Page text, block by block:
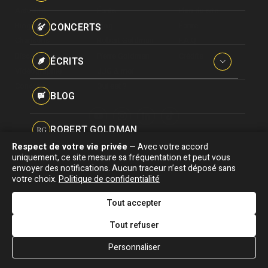
Pseudonymes
CONCERTS
ÉCRITS
Interviews
Hommages
BLOG
RG ROBERT GOLDMAN
PG PIERRE GOLDMAN
J&MJJG & MOI
Biographie
Discographie
Vidéographie
Concerts
Blog
Association "Parler d'sa vie" © Depuis 1997 - Tous droits réservés |
Signaler une erreur |Confidentialité|Gestion des cookies|Dernière
mise à jour : 05/08/2026
DESIGNED &
DEVELOPED BY
Respect de votre vie privée — Avec votre accord
uniquement, ce site mesure sa fréquentation et peut vous
envoyer des notifications. Aucun traceur n’est déposé sans
votre choix.Politique de confidentialité
Tout accepter
Tout refuser
Personnaliser